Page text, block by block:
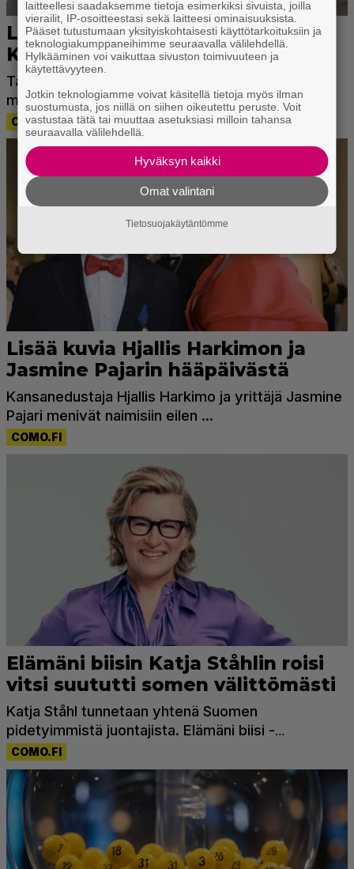
laitteellesi saadaksemme tietoja esimerkiksi sivuista, joilla
vierailit, IP-osoitteestasi sekä laitteesi ominaisuuksista.
Pääset tutustumaan yksityiskohtaisesti käyttötarkoituksiin ja
teknologiakumppaneihimme seuraavalla välilehdellä.
Hylkääminen voi vaikuttaa sivuston toimivuuteen ja
käytettävyyteen.
Jotkin teknologiamme voivat käsitellä tietoja myös ilman
suostumusta, jos niillä on siihen oikeutettu peruste. Voit
vastustaa tätä tai muuttaa asetuksiasi milloin tahansa
seuraavalla välilehdellä.
Hyväksyn kaikki
Omat valintani
Tietosuojakäytäntömme